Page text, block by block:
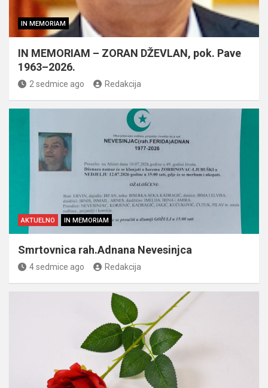
IN MEMORIAM
IN MEMORIAM – ZORAN DŽEVLAN, pok. Pave
1963–2026.
2 sedmice ago Redakcija
AKTUELNO IN MEMORIAM
Smrtovnica rah.Adnana Nevesinjca
4 sedmice ago Redakcija